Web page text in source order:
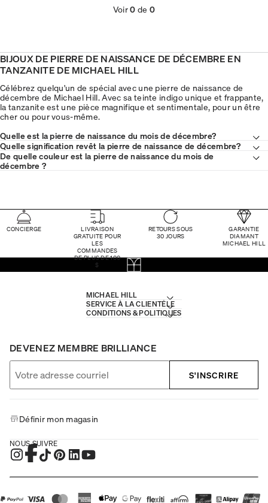
Voir0 de 0
BIJOUX DE PIERRE DE NAISSANCE DE DÉCEMBRE EN
TANZANITE DE MICHAEL HILL
Célébrez quelqu'un de spécial avec une pierre de naissance de
décembre de Michael Hill. Avec sa teinte indigo unique et frappante,
la tanzanite est une pièce magnifique et sentimentale, pour un être
cher ou pour vous-même.
Quelle est la pierre de naissance du mois de décembre?
Quelle signification revêt la pierre de naissance de décembre?
De quelle couleur est la pierre de naissance du mois de
décembre ?
CONCIERGE
LIVRAISON
GRATUITE POUR
LES
COMMANDES
DE PLUS DE 100
$
RETOURS SOUS
30 JOURS
GARANTIE
DIAMANT
MICHAEL HILL
MICHAEL HILL
SERVICE À LA CLIENTÈLE
CONDITIONS & POLITIQUES
DEVENEZ MEMBRE BRILLIANCE
S'INSCRIRE
Définir mon magasin
NOUS SUIVRE